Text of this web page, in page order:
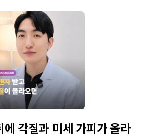
에 각질과 미세 가피가 올라